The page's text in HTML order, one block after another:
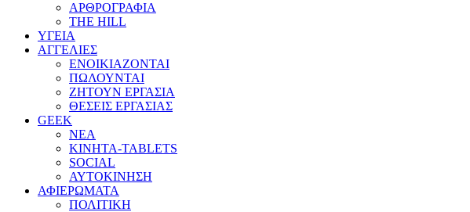
ΑΡΘΡΟΓΡΑΦΙΑ
THE HILL
ΥΓΕΙΑ
ΑΓΓΕΛΙΕΣ
ΕΝΟΙΚΙΑΖΟΝΤΑΙ
ΠΩΛΟΥΝΤΑΙ
ΖΗΤΟΥΝ ΕΡΓΑΣΙΑ
ΘΕΣΕΙΣ ΕΡΓΑΣΙΑΣ
GEEK
ΝΕΑ
ΚΙΝΗΤΑ-TABLETS
SOCIAL
ΑΥΤΟΚΙΝΗΣΗ
ΑΦΙΕΡΩΜΑΤΑ
ΠΟΛΙΤΙΚΗ